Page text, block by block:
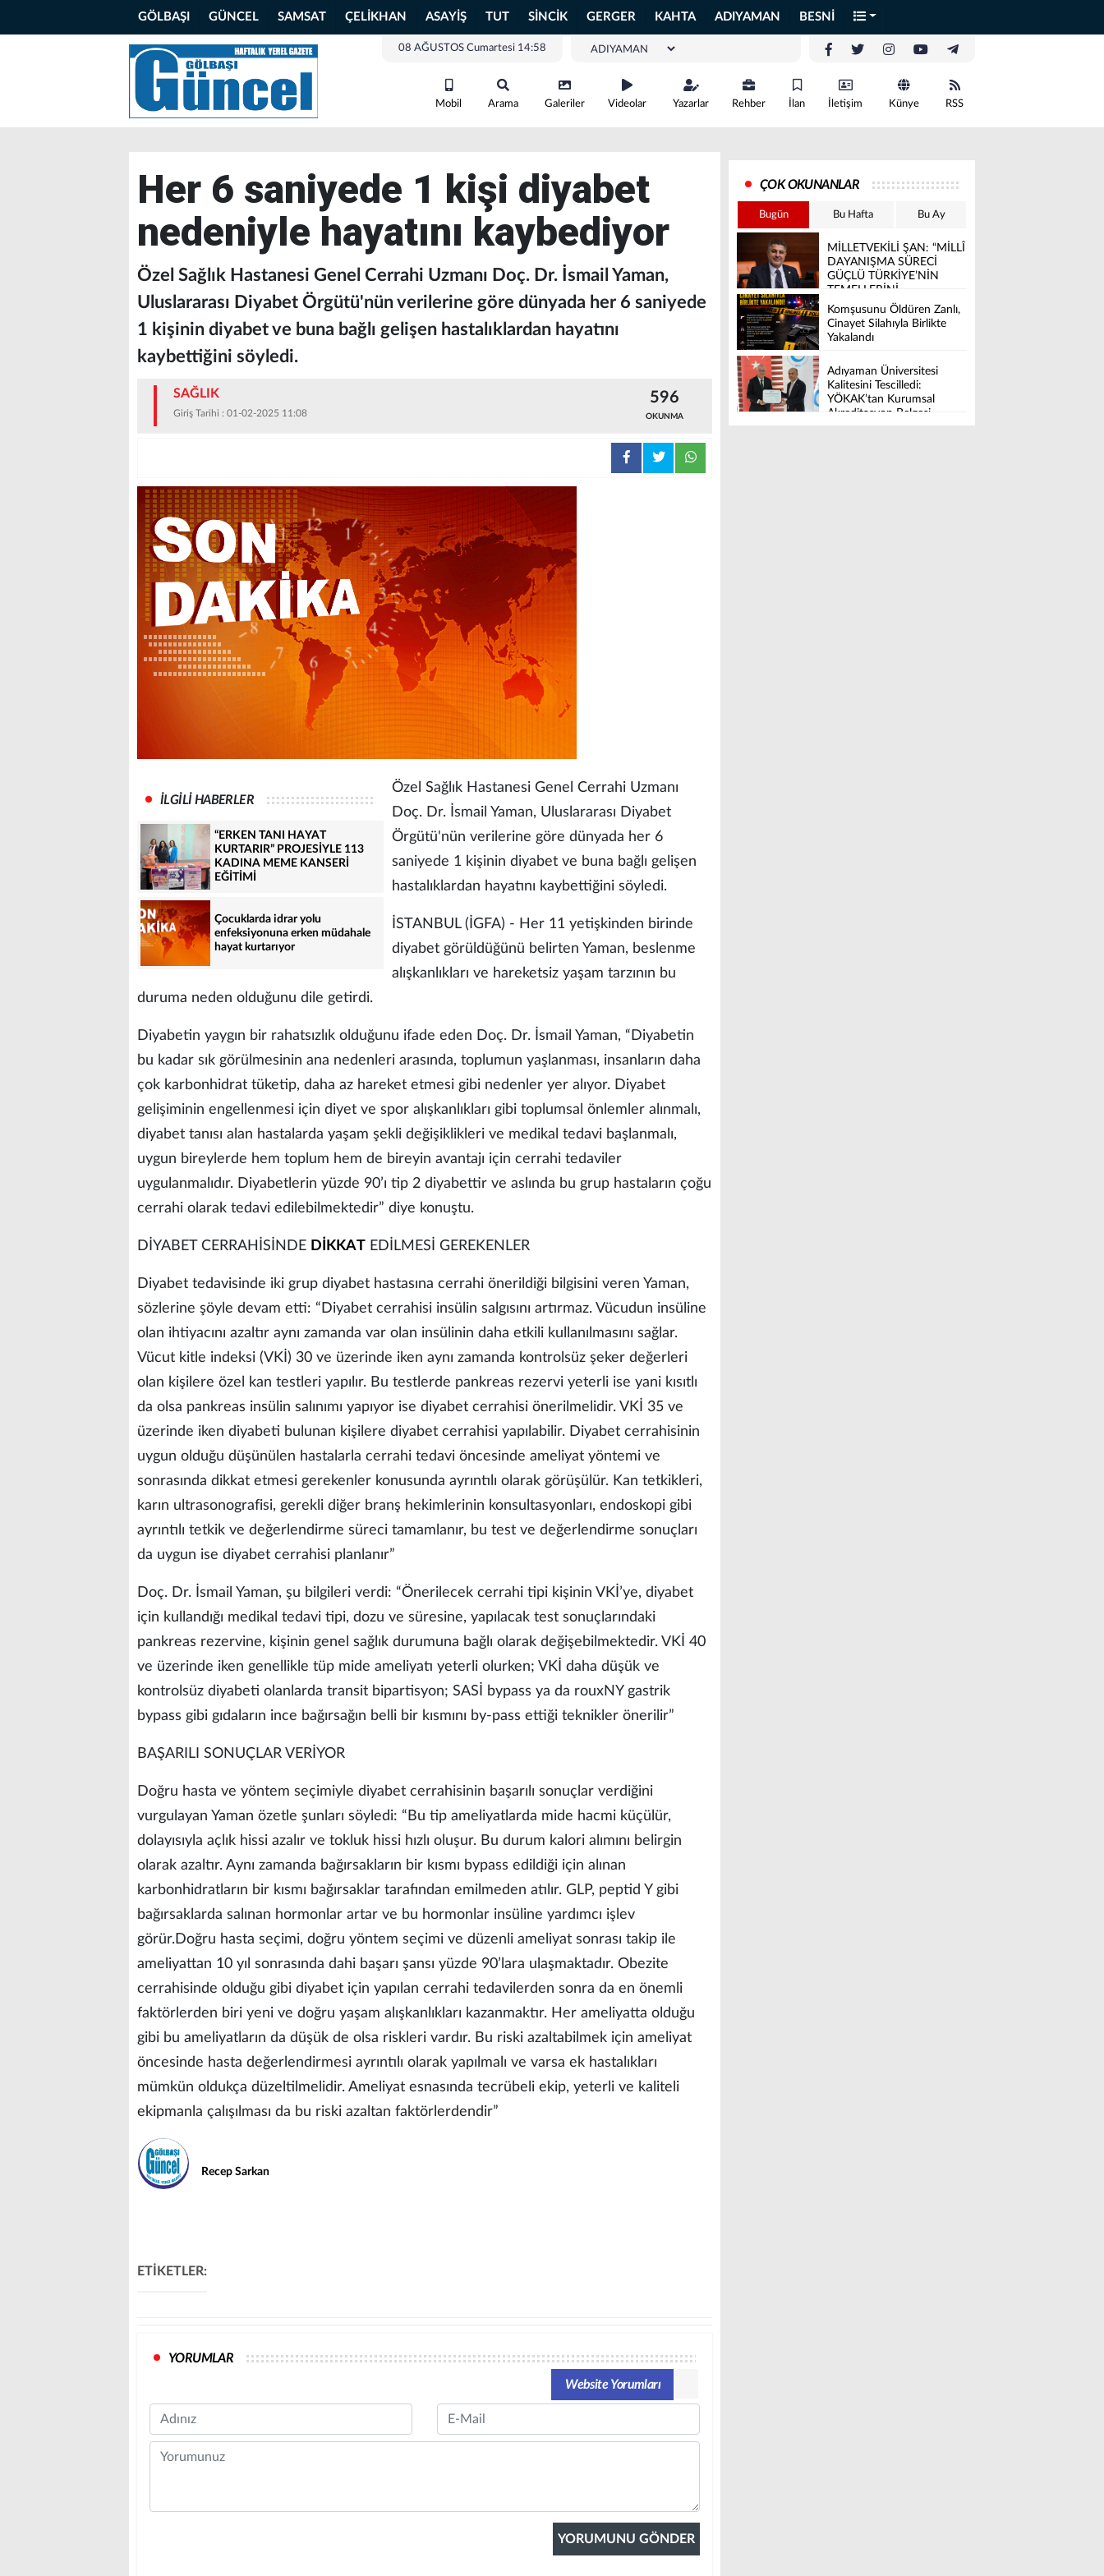
GÖLBAŞI GÜNCEL SAMSAT ÇELİKHAN ASAYİŞ TUT SİNCİK GERGER KAHTA ADIYAMAN BESNİ
08 AĞUSTOS Cumartesi 14:58
Mobil Arama Galeriler Videolar Yazarlar Rehber İlan İletişim Künye RSS
Her 6 saniyede 1 kişi diyabet
nedeniyle hayatını kaybediyor
Özel Sağlık Hastanesi Genel Cerrahi Uzmanı Doç. Dr. İsmail Yaman,
Uluslararası Diyabet Örgütü'nün verilerine göre dünyada her 6 saniyede
1 kişinin diyabet ve buna bağlı gelişen hastalıklardan hayatını
kaybettiğini söyledi.
SAĞLIK
Giriş Tarihi : 01-02-2025 11:08
596
OKUNMA
İLGİLİ HABERLER
“ERKEN TANI HAYAT
KURTARIR” PROJESİYLE 113
KADINA MEME KANSERİ
EĞİTİMİ
Çocuklarda idrar yolu
enfeksiyonuna erken müdahale
hayat kurtarıyor
Özel Sağlık Hastanesi Genel Cerrahi Uzmanı
Doç. Dr. İsmail Yaman, Uluslararası Diyabet
Örgütü'nün verilerine göre dünyada her 6
saniyede 1 kişinin diyabet ve buna bağlı gelişen
hastalıklardan hayatını kaybettiğini söyledi.
İSTANBUL (İGFA) - Her 11 yetişkinden birinde
diyabet görüldüğünü belirten Yaman, beslenme
alışkanlıkları ve hareketsiz yaşam tarzının bu
duruma neden olduğunu dile getirdi.
Diyabetin yaygın bir rahatsızlık olduğunu ifade eden Doç. Dr. İsmail Yaman, “Diyabetin
bu kadar sık görülmesinin ana nedenleri arasında, toplumun yaşlanması, insanların daha
çok karbonhidrat tüketip, daha az hareket etmesi gibi nedenler yer alıyor. Diyabet
gelişiminin engellenmesi için diyet ve spor alışkanlıkları gibi toplumsal önlemler alınmalı,
diyabet tanısı alan hastalarda yaşam şekli değişiklikleri ve medikal tedavi başlanmalı,
uygun bireylerde hem toplum hem de bireyin avantajı için cerrahi tedaviler
uygulanmalıdır. Diyabetlerin yüzde 90’ı tip 2 diyabettir ve aslında bu grup hastaların çoğu
cerrahi olarak tedavi edilebilmektedir” diye konuştu.
DİYABET CERRAHİSİNDE DİKKAT EDİLMESİ GEREKENLER
Diyabet tedavisinde iki grup diyabet hastasına cerrahi önerildiği bilgisini veren Yaman,
sözlerine şöyle devam etti: “Diyabet cerrahisi insülin salgısını artırmaz. Vücudun insüline
olan ihtiyacını azaltır aynı zamanda var olan insülinin daha etkili kullanılmasını sağlar.
Vücut kitle indeksi (VKİ) 30 ve üzerinde iken aynı zamanda kontrolsüz şeker değerleri
olan kişilere özel kan testleri yapılır. Bu testlerde pankreas rezervi yeterli ise yani kısıtlı
da olsa pankreas insülin salınımı yapıyor ise diyabet cerrahisi önerilmelidir. VKİ 35 ve
üzerinde iken diyabeti bulunan kişilere diyabet cerrahisi yapılabilir. Diyabet cerrahisinin
uygun olduğu düşünülen hastalarla cerrahi tedavi öncesinde ameliyat yöntemi ve
sonrasında dikkat etmesi gerekenler konusunda ayrıntılı olarak görüşülür. Kan tetkikleri,
karın ultrasonografisi, gerekli diğer branş hekimlerinin konsultasyonları, endoskopi gibi
ayrıntılı tetkik ve değerlendirme süreci tamamlanır, bu test ve değerlendirme sonuçları
da uygun ise diyabet cerrahisi planlanır”
Doç. Dr. İsmail Yaman, şu bilgileri verdi: “Önerilecek cerrahi tipi kişinin VKİ’ye, diyabet
için kullandığı medikal tedavi tipi, dozu ve süresine, yapılacak test sonuçlarındaki
pankreas rezervine, kişinin genel sağlık durumuna bağlı olarak değişebilmektedir. VKİ 40
ve üzerinde iken genellikle tüp mide ameliyatı yeterli olurken; VKİ daha düşük ve
kontrolsüz diyabeti olanlarda transit bipartisyon; SASİ bypass ya da rouxNY gastrik
bypass gibi gıdaların ince bağırsağın belli bir kısmını by-pass ettiği teknikler önerilir”
BAŞARILI SONUÇLAR VERİYOR
Doğru hasta ve yöntem seçimiyle diyabet cerrahisinin başarılı sonuçlar verdiğini
vurgulayan Yaman özetle şunları söyledi: “Bu tip ameliyatlarda mide hacmi küçülür,
dolayısıyla açlık hissi azalır ve tokluk hissi hızlı oluşur. Bu durum kalori alımını belirgin
olarak azaltır. Aynı zamanda bağırsakların bir kısmı bypass edildiği için alınan
karbonhidratların bir kısmı bağırsaklar tarafından emilmeden atılır. GLP, peptid Y gibi
bağırsaklarda salınan hormonlar artar ve bu hormonlar insüline yardımcı işlev
görür.Doğru hasta seçimi, doğru yöntem seçimi ve düzenli ameliyat sonrası takip ile
ameliyattan 10 yıl sonrasında dahi başarı şansı yüzde 90’lara ulaşmaktadır. Obezite
cerrahisinde olduğu gibi diyabet için yapılan cerrahi tedavilerden sonra da en önemli
faktörlerden biri yeni ve doğru yaşam alışkanlıkları kazanmaktır. Her ameliyatta olduğu
gibi bu ameliyatların da düşük de olsa riskleri vardır. Bu riski azaltabilmek için ameliyat
öncesinde hasta değerlendirmesi ayrıntılı olarak yapılmalı ve varsa ek hastalıkları
mümkün oldukça düzeltilmelidir. Ameliyat esnasında tecrübeli ekip, yeterli ve kaliteli
ekipmanla çalışılması da bu riski azaltan faktörlerdendir”
Recep Sarkan
ETİKETLER:
YORUMLAR
Website Yorumları
Name Email
Comment
ÇOK OKUNANLAR
Bugün Bu Hafta Bu Ay
MİLLETVEKİLİ ŞAN: “MİLLÎ
DAYANIŞMA SÜRECİ
GÜÇLÜ TÜRKİYE’NİN
TEMELLERİNİ
SAĞLAMLAŞTIRACAK”
Komşusunu Öldüren Zanlı,
Cinayet Silahıyla Birlikte
Yakalandı
Adıyaman Üniversitesi
Kalitesini Tescilledi:
YÖKAK’tan Kurumsal
Akreditasyon Belgesi